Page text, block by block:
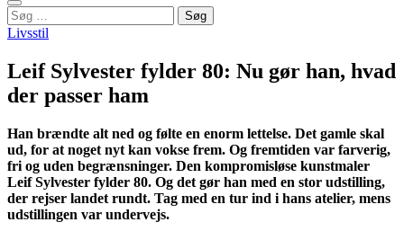
Søg
Søg
efter:
Livsstil
Leif Sylvester fylder 80: Nu gør han, hvad
der passer ham
Han brændte alt ned og følte en enorm lettelse. Det gamle skal
ud, for at noget nyt kan vokse frem. Og fremtiden var farverig,
fri og uden begrænsninger. Den kompromisløse kunstmaler
Leif Sylvester fylder 80. Og det gør han med en stor udstilling,
der rejser landet rundt. Tag med en tur ind i hans atelier, mens
udstillingen var undervejs.